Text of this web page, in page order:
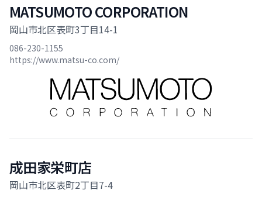
MATSUMOTO CORPORATION
岡山市北区表町3丁目14-1
086-230-1155
https://www.matsu-co.com/
成田家栄町店
岡山市北区表町2丁目7-4